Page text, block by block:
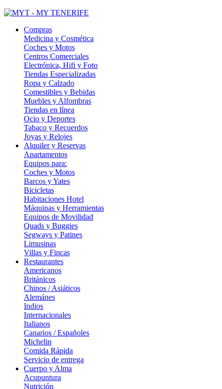
Compras
Medicina y Cosmética
Coches y Motos
Centros Comerciales
Electrónica, Hifi y Foto
Tiendas Especializadas
Ropa y Calzado
Comestibles y Bebidas
Muebles y Alfombras
Tiendas en línea
Ocio y Deportes
Tabaco y Recuerdos
Joyas y Relojes
Alquiler y Reservas
Apartamentos
Equipos para:
Coches y Motos
Barcos y Yates
Bicicletas
Habitaciones Hotel
Máquinas y Herramientas
Equipos de Movilidad
Quads y Buggies
Segways y Patines
Limusinas
Villas y Fincas
Restaurantes
Americanos
Británicos
Chinos / Asiáticos
Alemánes
Indios
Internacionales
Italianos
Canarios / Españoles
Michelin
Comida Rápida
Servicio de entrega
Cuerpo y Alma
Acupuntura
Nutrición